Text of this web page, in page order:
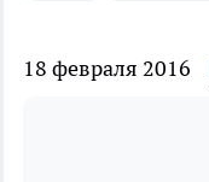
18 февраля 2016